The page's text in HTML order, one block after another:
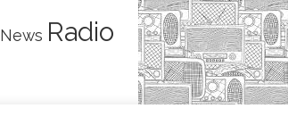
News Radio